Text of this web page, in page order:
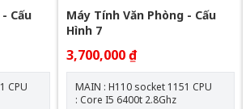
Cấu
Máy Tính Văn Phòng - Cấu
Hình 7
3,700,000 ₫
MAIN : H110 socket 1151 CPU
: Core I5 6400t 2.8Ghz